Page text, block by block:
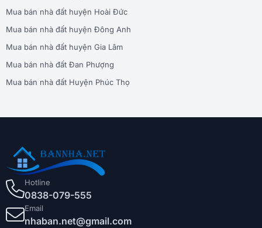
Mua bán nhà đất huyện Hoài Đức
Mua bán nhà đất huyện Đông Anh
Mua bán nhà đất huyện Gia Lâm
Mua bán nhà đất Đan Phượng
Mua bán nhà đất Huyện Phúc Thọ
Hotline
0838-079-555
Email
nhaban.net@gmail.com